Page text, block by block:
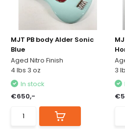
MJT PB body Alder Sonic
Blue
Aged Nitro Finish
4 lbs 3 oz
In stock
€650,-
3